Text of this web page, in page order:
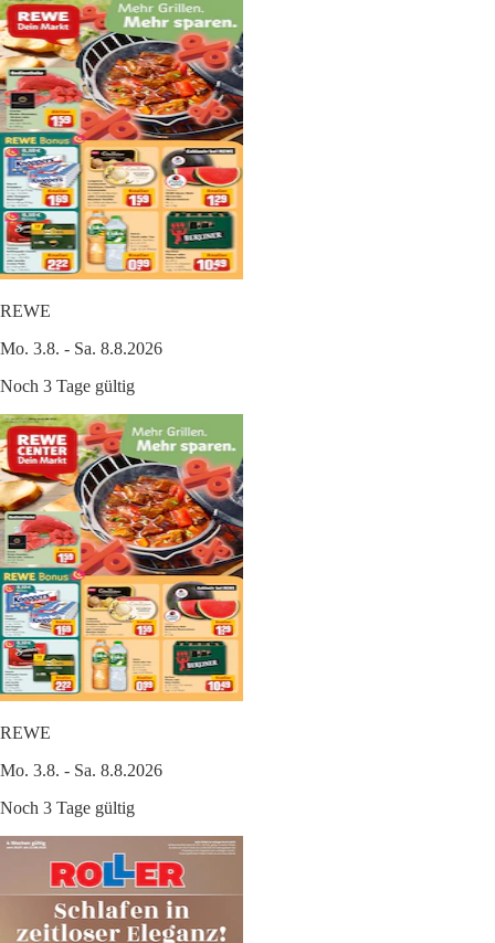
REWE
Mo. 3.8. - Sa. 8.8.2026
Noch 3 Tage gültig
REWE
Mo. 3.8. - Sa. 8.8.2026
Noch 3 Tage gültig